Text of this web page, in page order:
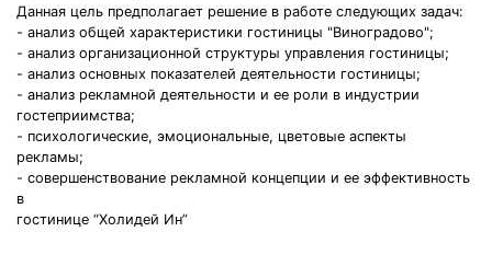
Данная цель предполагает решение в работе следующих задач:
- анализ общей характеристики гостиницы "Виноградово";
- анализ организационной структуры управления гостиницы;
- анализ основных показателей деятельности гостиницы;
- анализ рекламной деятельности и ее роли в индустрии
гостеприимства;
- психологические, эмоциональные, цветовые аспекты
рекламы;
- совершенствование рекламной концепции и ее эффективность
в
гостинице “Холидей Ин”